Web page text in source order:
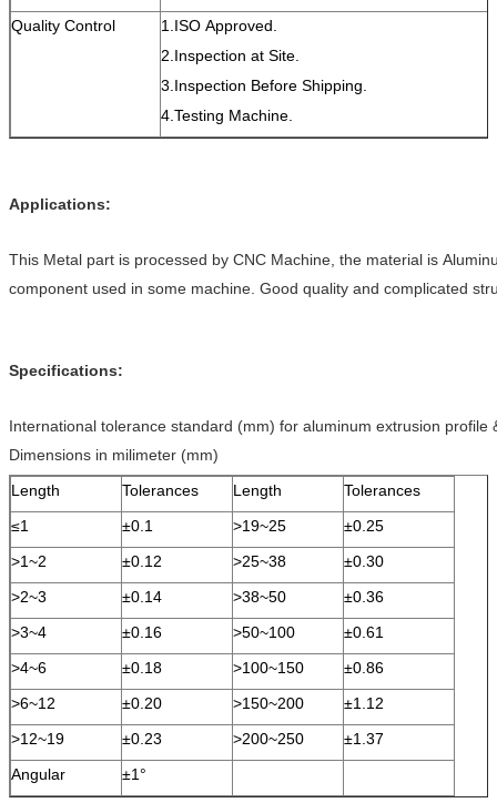
Quality Control
1.ISO Approved.
2.Inspection at Site.
3.Inspection Before Shipping.
4.Testing Machine.
Applications:
This Metal part is processed by CNC Machine, the material is
component used in some machine. Good quality and complicated
Specifications:
International tolerance standard (mm) for aluminum extrusion profile
Dimensions in milimeter (mm)
Length
Tolerances Length
Tolerances
≤1
±0.1 >19~25
±0.25
>1~2
±0.12 >25~38
±0.30
>2~3
±0.14 >38~50
±0.36
>3~4
±0.16 >50~100
±0.61
>4~6
±0.18 >100~150
±0.86
>6~12
±0.20 >150~200
±1.12
>12~19
±0.23 >200~250
±1.37
Angular
±1°